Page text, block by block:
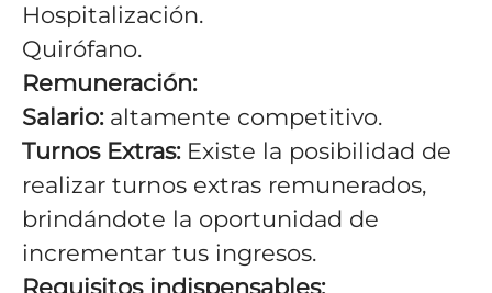
Hospitalización.
Quirófano.
Remuneración:
Salario: altamente competitivo.
Turnos Extras: Existe la posibilidad de
realizar turnos extras remunerados,
brindándote la oportunidad de
incrementar tus ingresos.
Requisitos indispensables: